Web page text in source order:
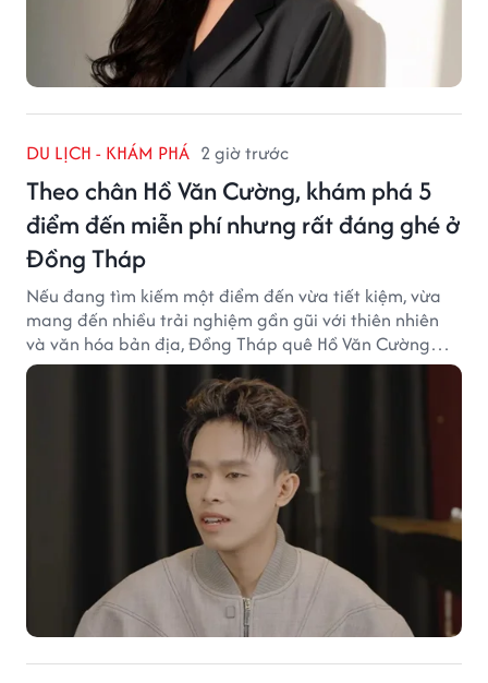
DU LỊCH - KHÁM PHÁ 2 giờ trước
Theo chân Hồ Văn Cường, khám phá 5
điểm đến miễn phí nhưng rất đáng ghé ở
Đồng Tháp
Nếu đang tìm kiếm một điểm đến vừa tiết kiệm, vừa
mang đến nhiều trải nghiệm gần gũi với thiên nhiên
và văn hóa bản địa, Đồng Tháp quê Hồ Văn Cường
chắc chắn là lựa chọn đáng cân nhắc.